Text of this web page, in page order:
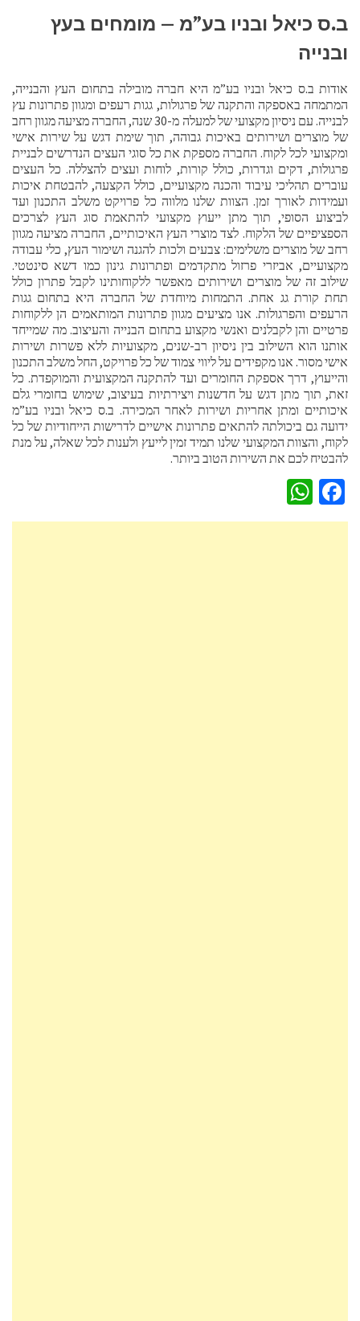
ב.ס כיאל ובניו בע”מ – מומחים בעץ
ובנייה
אודות ב.ס כיאל ובניו בע”מ היא חברה מובילה בתחום העץ והבנייה,
המתמחה באספקה והתקנה של פרגולות, גגות רעפים ומגוון פתרונות עץ
לבנייה. עם ניסיון מקצועי של למעלה מ-30 שנה, החברה מציעה מגוון רחב
של מוצרים ושירותים באיכות גבוהה, תוך שימת דגש על שירות אישי
ומקצועי לכל לקוח. החברה מספקת את כל סוגי העצים הנדרשים לבניית
פרגולות, דקים וגדרות, כולל קורות, לוחות ועצים להצללה. כל העצים
עוברים תהליכי עיבוד והכנה מקצועיים, כולל הקצעה, להבטחת איכות
ועמידות לאורך זמן. הצוות שלנו מלווה כל פרויקט משלב התכנון ועד
לביצוע הסופי, תוך מתן ייעוץ מקצועי להתאמת סוג העץ לצרכים
הספציפיים של הלקוח. לצד מוצרי העץ האיכותיים, החברה מציעה מגוון
רחב של מוצרים משלימים: צבעים ולכות להגנה ושימור העץ, כלי עבודה
מקצועיים, אביזרי פרזול מתקדמים ופתרונות גינון כמו דשא סינטטי.
שילוב זה של מוצרים ושירותים מאפשר ללקוחותינו לקבל פתרון כולל
תחת קורת גג אחת. התמחות מיוחדת של החברה היא בתחום גגות
הרעפים והפרגולות. אנו מציעים מגוון פתרונות המותאמים הן ללקוחות
פרטיים והן לקבלנים ואנשי מקצוע בתחום הבנייה והעיצוב. מה שמייחד
אותנו הוא השילוב בין ניסיון רב-שנים, מקצועיות ללא פשרות ושירות
אישי מסור. אנו מקפידים על ליווי צמוד של כל פרויקט, החל משלב התכנון
והייעוץ, דרך אספקת החומרים ועד להתקנה המקצועית והמוקפדת. כל
זאת, תוך מתן דגש על חדשנות ויצירתיות בעיצוב, שימוש בחומרי גלם
איכותיים ומתן אחריות ושירות לאחר המכירה. ב.ס כיאל ובניו בע”מ
ידועה גם ביכולתה להתאים פתרונות אישיים לדרישות הייחודיות של כל
לקוח, והצוות המקצועי שלנו תמיד זמין לייעץ ולענות לכל שאלה, על מנת
להבטיח לכם את השירות הטוב ביותר.
Facebook